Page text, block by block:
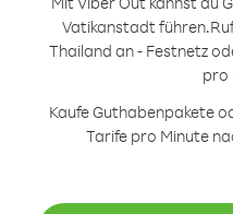
Vatikanstadt führen.
Thailand an - Festnetz
pro
Kaufe Guthabenpakete
Tarife pro Minute